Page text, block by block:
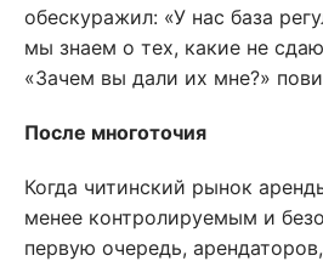
обескуражил: «У нас база
мы знаем о тех, какие не
«Зачем вы дали их мне?»
После многоточия
Когда читинский рынок
менее контролируемым и
первую очередь,